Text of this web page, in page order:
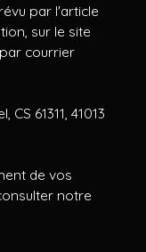
par l'article
sur le site
courrier
61311, 41013
de vos
notre